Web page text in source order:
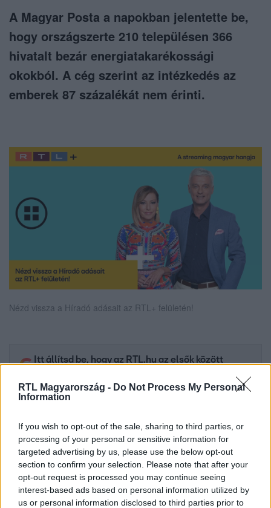
RTL Magyarország - Do Not Process My Personal
Information
If you wish to opt-out of the sale, sharing to third parties, or
processing of your personal or sensitive information for
targeted advertising by us, please use the below opt-out
section to confirm your selection. Please note that after your
opt-out request is processed you may continue seeing
interest-based ads based on personal information utilized by
us or personal information disclosed to third parties prior to
A Magyar Posta a napokban jelentette be,
hogy országszerte 210 településen 366
hivatalt bezár energiatakarékossági
okokból. A cég szerint az intézkedés az
emberek 87 százalékát nem érinti.
Nézd vissza a Híradó adásait az RTL+ felületén!
Itt állítsd be, hogy az RTL.hu az elsők között